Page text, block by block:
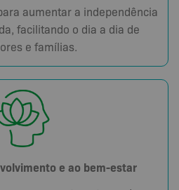
aumentar a independência
facilitando o dia a dia de
e famílias.
e ao bem-estar